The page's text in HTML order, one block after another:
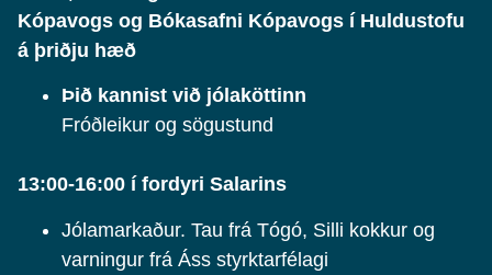
Kópavogs og Bókasafni Kópavogs í Huldustofu
á þriðju hæð
Þið kannist við jólaköttinn
Fróðleikur og sögustund
13:00-16:00 í fordyri Salarins
Jólamarkaður. Tau frá Tógó, Silli kokkur og
varningur frá Áss styrktarfélagi